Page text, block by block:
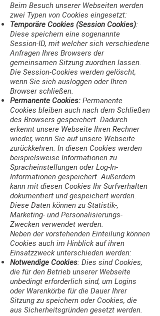
Beim Besuch unserer Webseiten werden
zwei Typen von Cookies eingesetzt:
Temporäre Cookies (Session Cookies):
Diese speichern eine sogenannte
Session-ID, mit welcher sich verschiedene
Anfragen Ihres Browsers der
gemeinsamen Sitzung zuordnen lassen.
Die Session-Cookies werden gelöscht,
wenn Sie sich ausloggen oder Ihren
Browser schließen.
Permanente Cookies: Permanente
Cookies bleiben auch nach dem Schließen
des Browsers gespeichert. Dadurch
erkennt unsere Webseite Ihren Rechner
wieder, wenn Sie auf unsere Webseite
zurückkehren. In diesen Cookies werden
beispielsweise Informationen zu
Spracheinstellungen oder Log-In-
Informationen gespeichert. Außerdem
kann mit diesen Cookies Ihr Surfverhalten
dokumentiert und gespeichert werden.
Diese Daten können zu Statistik-,
Marketing- und Personalisierungs-
Zwecken verwendet werden.
Neben der vorstehenden Einteilung können
Cookies auch im Hinblick auf ihren
Einsatzzweck unterschieden werden:
Notwendige Cookies: Dies sind Cookies,
die für den Betrieb unserer Webseite
unbedingt erforderlich sind, um Logins
oder Warenkörbe für die Dauer Ihrer
Sitzung zu speichern oder Cookies, die
aus Sicherheitsgründen gesetzt werden.